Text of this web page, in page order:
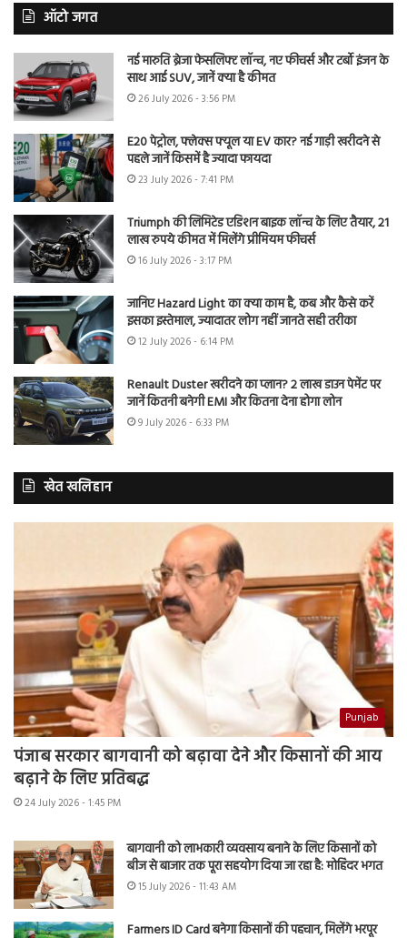
ऑटो जगत
नई मारुति ब्रेजा फेसलिफ्ट लॉन्च, नए फीचर्स और टर्बो इंजन के
साथ आई SUV, जानें क्या है कीमत
26 July 2026 - 3:56 PM
E20 पेट्रोल, फ्लेक्स फ्यूल या EV कार? नई गाड़ी खरीदने से
पहले जानें किसमें है ज्यादा फायदा
23 July 2026 - 7:41 PM
Triumph की लिमिटेड एडिशन बाइक लॉन्च के लिए तैयार, 21
लाख रुपये कीमत में मिलेंगे प्रीमियम फीचर्स
16 July 2026 - 3:17 PM
जानिए Hazard Light का क्या काम है, कब और कैसे करें
इसका इस्तेमाल, ज्यादातर लोग नहीं जानते सही तरीका
12 July 2026 - 6:14 PM
Renault Duster खरीदने का प्लान? 2 लाख डाउन पेमेंट पर
जानें कितनी बनेगी EMI और कितना देना होगा लोन
9 July 2026 - 6:33 PM
खेत खलिहान
Punjab
पंजाब सरकार बागवानी को बढ़ावा देने और किसानों की आय
बढ़ाने के लिए प्रतिबद्ध
24 July 2026 - 1:45 PM
बागवानी को लाभकारी व्यवसाय बनाने के लिए किसानों को
बीज से बाजार तक पूरा सहयोग दिया जा रहा है: मोहिंदर भगत
15 July 2026 - 11:43 AM
Farmers ID Card बनेगा किसानों की पहचान, मिलेंगे भरपूर